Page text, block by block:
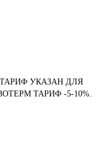
УКАЗАН ДЛЯ
ТАРИФ -5-10%.